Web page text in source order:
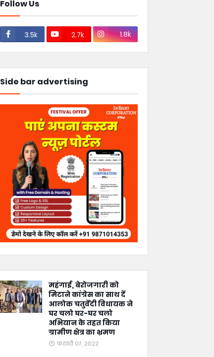
Follow Us
3.5k 2.7k 1.8k
Side bar advertising
महंगाई, बेरोजगारी को
मिटाने कांग्रेस का साथ दें
आलोक चतुर्वेदी विधायक ने
घर चलो घर-घर चलो
अभियान के तहत किया
ग्रामीण क्षेत्र का भ्रमण
फ़रवरी 07, 2022